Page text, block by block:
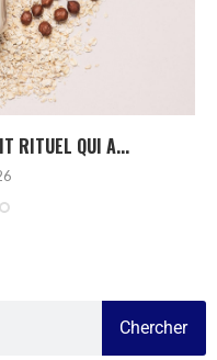
RITUEL QUI A...
Chercher